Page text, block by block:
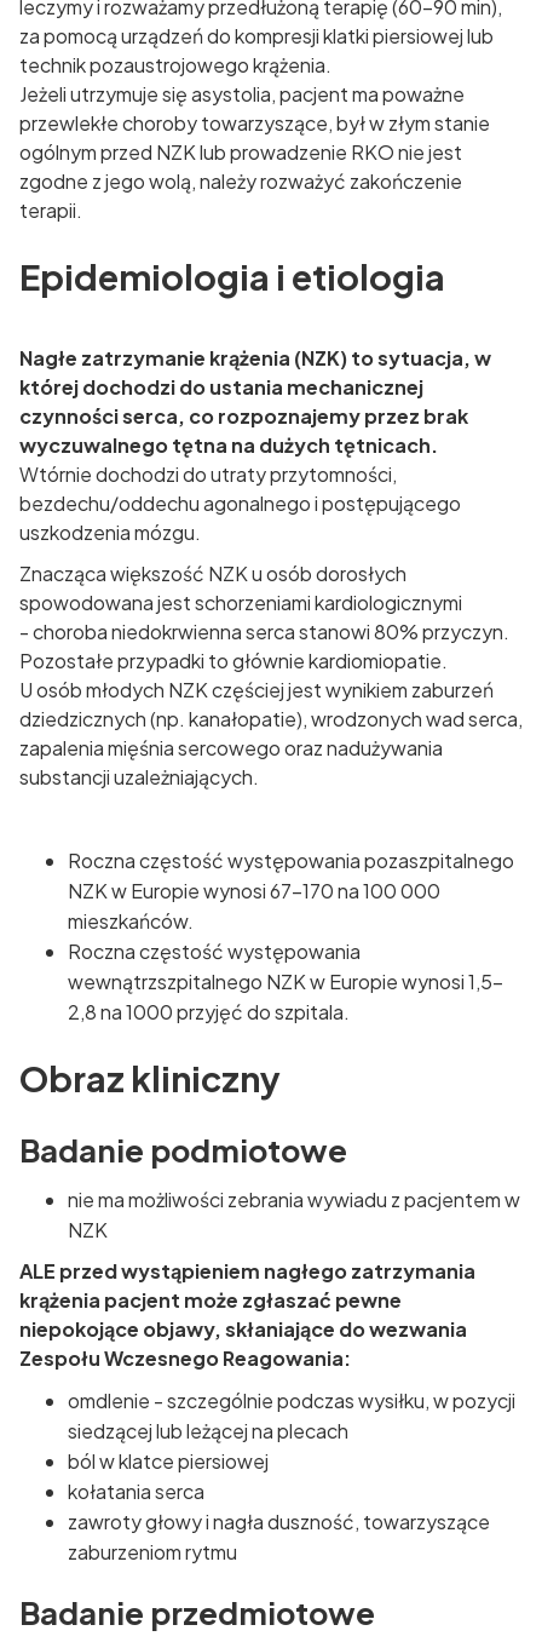
leczymy i rozważamy przedłużoną terapię (60-90 min),
za pomocą urządzeń do kompresji klatki piersiowej lub
technik pozaustrojowego krążenia.
Jeżeli utrzymuje się asystolia, pacjent ma poważne
przewlekłe choroby towarzyszące, był w złym stanie
ogólnym przed NZK lub prowadzenie RKO nie jest
zgodne z jego wolą, należy rozważyć zakończenie
terapii.
Epidemiologia i etiologia
Nagłe zatrzymanie krążenia (NZK) to sytuacja, w
której dochodzi do ustania mechanicznej
czynności serca, co rozpoznajemy przez brak
wyczuwalnego tętna na dużych tętnicach.
Wtórnie dochodzi do utraty przytomności,
bezdechu/oddechu agonalnego i postępującego
uszkodzenia mózgu.
Znacząca większość NZK u osób dorosłych
spowodowana jest schorzeniami kardiologicznymi
- choroba niedokrwienna serca stanowi 80% przyczyn.
Pozostałe przypadki to głównie kardiomiopatie.
U osób młodych NZK częściej jest wynikiem zaburzeń
dziedzicznych (np. kanałopatie), wrodzonych wad serca,
zapalenia mięśnia sercowego oraz nadużywania
substancji uzależniających.
Roczna częstość występowania pozaszpitalnego
NZK w Europie wynosi 67-170 na 100 000
mieszkańców.
Roczna częstość występowania
wewnątrzszpitalnego NZK w Europie wynosi 1,5-
2,8 na 1000 przyjęć do szpitala.
Obraz kliniczny
Badanie podmiotowe
nie ma możliwości zebrania wywiadu z pacjentem w
NZK
ALE przed wystąpieniem nagłego zatrzymania
krążenia pacjent może zgłaszać pewne
niepokojące objawy, skłaniające do wezwania
Zespołu Wczesnego Reagowania:
omdlenie - szczególnie podczas wysiłku, w pozycji
siedzącej lub leżącej na plecach
ból w klatce piersiowej
kołatania serca
zawroty głowy i nagła duszność, towarzyszące
zaburzeniom rytmu
Badanie przedmiotowe